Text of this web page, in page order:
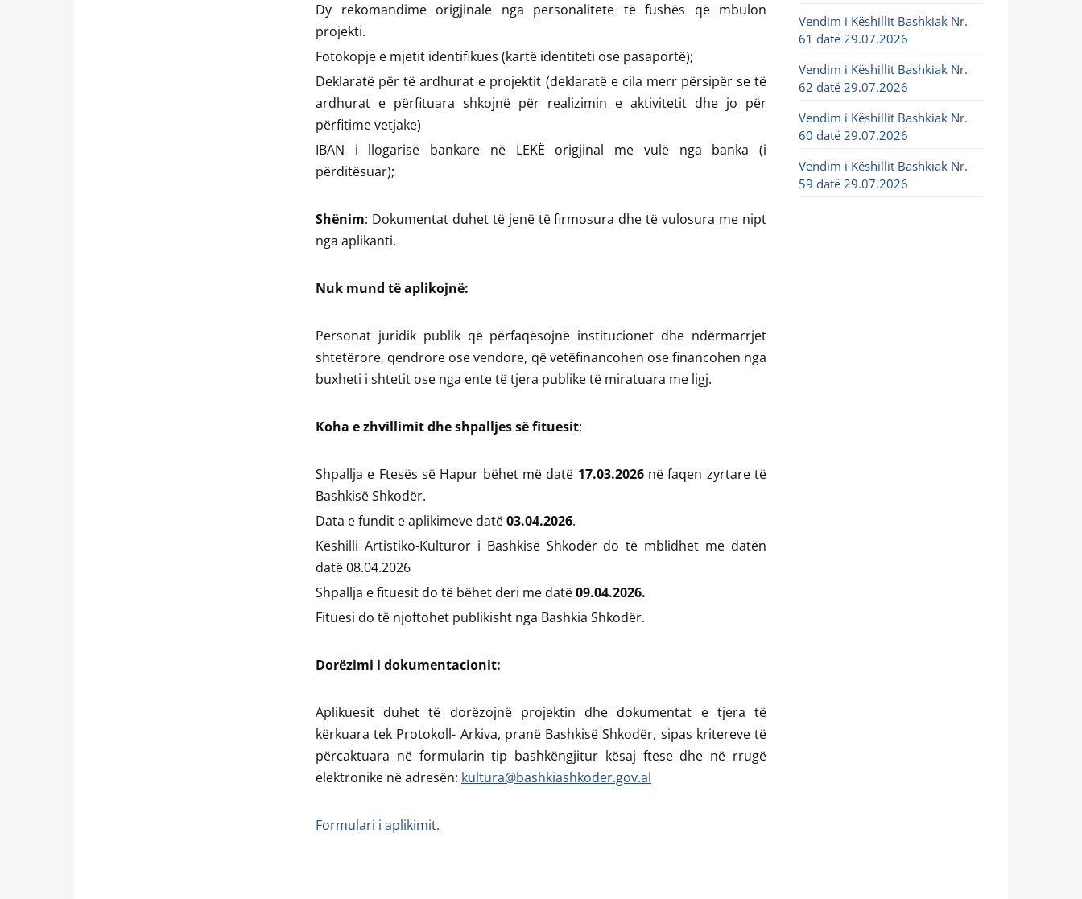
Dy rekomandime origjinale nga personalitete të fushës që mbulon
projekti.
Fotokopje e mjetit identifikues (kartë identiteti ose pasaportë);
Deklaratë për të ardhurat e projektit (deklaratë e cila merr përsipër se të
ardhurat e përfituara shkojnë për realizimin e aktivitetit dhe jo për
përfitime vetjake)
IBAN i llogarisë bankare në LEKË origjinal me vulë nga banka (i
përditësuar);
Shënim: Dokumentat duhet të jenë të firmosura dhe të vulosura me nipt
nga aplikanti.
Nuk mund të aplikojnë:
Personat juridik publik që përfaqësojnë institucionet dhe ndërmarrjet
shtetërore, qendrore ose vendore, që vetëfinancohen ose financohen nga
buxheti i shtetit ose nga ente të tjera publike të miratuara me ligj.
Koha e zhvillimit dhe shpalljes së fituesit:
Shpallja e Ftesës së Hapur bëhet më datë 17.03.2026 në faqen zyrtare të
Bashkisë Shkodër.
Data e fundit e aplikimeve datë03.04.2026.
Këshilli Artistiko-Kulturor i Bashkisë Shkodër do të mblidhet me datën
datë 08.04.2026
Shpallja e fituesit do të bëhet deri me datë09.04.2026.
Fituesi do të njoftohet publikisht nga Bashkia Shkodër.
Dorëzimi i dokumentacionit:
Aplikuesit duhet të dorëzojnë projektin dhe dokumentat e tjera të
kërkuara tek Protokoll- Arkiva, pranë Bashkisë Shkodër, sipas kritereve të
përcaktuara në formularin tip bashkëngjitur kësaj ftese dhe në rrugë
elektronike në adresën: kultura@bashkiashkoder.gov.al
Formulari i aplikimit.
Vendim i Këshillit Bashkiak Nr.
61 datë 29.07.2026
Vendim i Këshillit Bashkiak Nr.
62 datë 29.07.2026
Vendim i Këshillit Bashkiak Nr.
60 datë 29.07.2026
Vendim i Këshillit Bashkiak Nr.
59 datë 29.07.2026